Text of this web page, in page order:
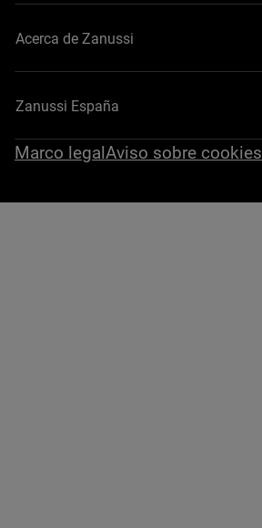
Acerca de Zanussi
Zanussi España
Marco legalAviso sobre cookies